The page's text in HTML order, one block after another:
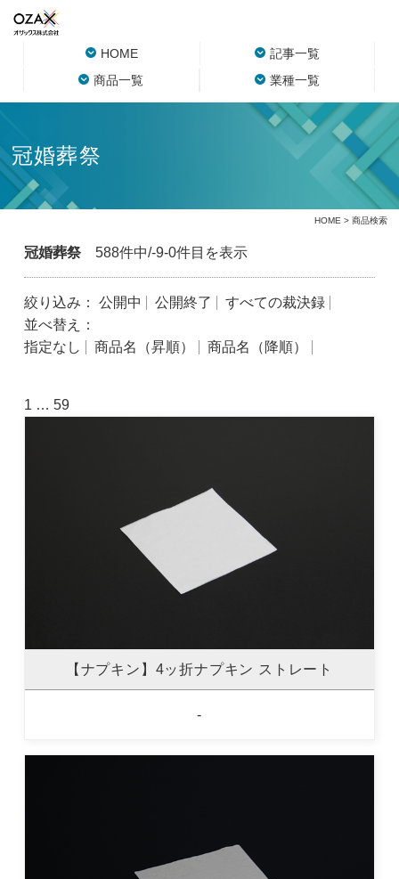
HOME
記事一覧
商品一覧
業種一覧
冠婚葬祭
HOME > 商品検索
冠婚葬祭588件中/-9-0件目を表示
絞り込み： 公開中 公開終了
すべての裁決録
並べ替え：
指定なし
商品名（昇順） 商品名（降順）
1 … 59
【ナプキン】4ッ折ナプキン ストレート
-